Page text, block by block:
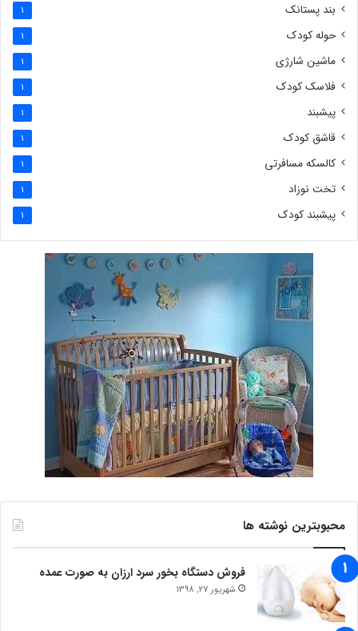
بند پستانک 1
حوله کودک 1
ماشین شارژی 1
فلاسک کودک 1
پیشبند 1
قاشق کودک 1
کالسکه مسافرتی 1
تخت نوزاد 1
پیشبند کودک 1
محبوبترین نوشته ها
فروش دستگاه بخور سرد ارزان به صورت عمده
شهریور 27, 1398